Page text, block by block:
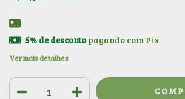
5% de descontopagando com Pix
Ver mais detalhes